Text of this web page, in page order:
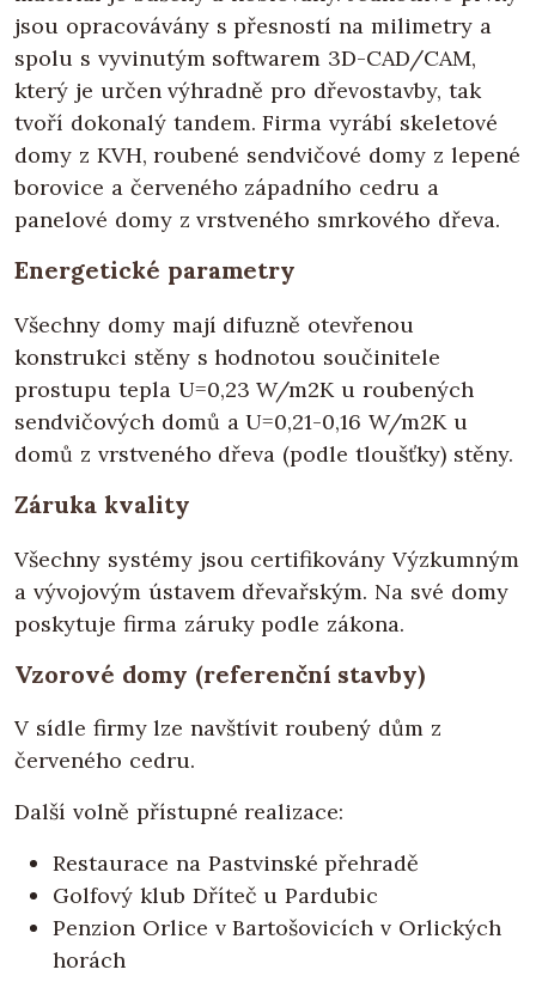
jsou opracovávány s přesností na milimetry a
spolu s vyvinutým softwarem 3D-CAD/CAM,
který je určen výhradně pro dřevostavby, tak
tvoří dokonalý tandem. Firma vyrábí skeletové
domy z KVH, roubené sendvičové domy z lepené
borovice a červeného západního cedru a
panelové domy z vrstveného smrkového dřeva.
Energetické parametry
Všechny domy mají difuzně otevřenou
konstrukci stěny s hodnotou součinitele
prostupu tepla U=0,23 W/m2K u roubených
sendvičových domů a U=0,21-0,16 W/m2K u
domů z vrstveného dřeva (podle tloušťky) stěny.
Záruka kvality
Všechny systémy jsou certifikovány Výzkumným
a vývojovým ústavem dřevařským. Na své domy
poskytuje firma záruky podle zákona.
Vzorové domy (referenční stavby)
V sídle firmy lze navštívit roubený dům z
červeného cedru.
Další volně přístupné realizace:
Restaurace na Pastvinské přehradě
Golfový klub Dříteč u Pardubic
Penzion Orlice v Bartošovicích v Orlických
horách